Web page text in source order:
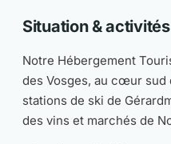
Situation & activités
Notre Hébergement
des Vosges, au cœur sud
stations de ski de
des vins et marchés de